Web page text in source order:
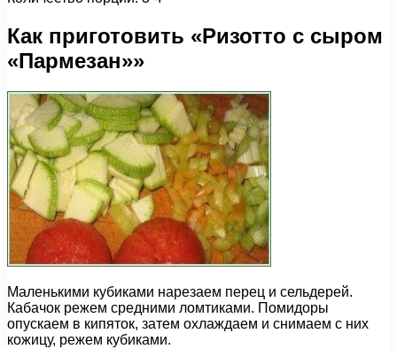
Как приготовить «Ризотто с сыром
«Пармезан»»
Маленькими кубиками нарезаем перец и сельдерей.
Кабачок режем средними ломтиками. Помидоры
опускаем в кипяток, затем охлаждаем и снимаем с них
кожицу, режем кубиками.